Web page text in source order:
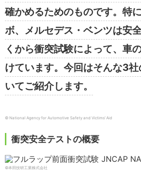
確かめるためのものです。特
ボ、メルセデス・ベンツは安
くから衝突試験によって、車
けています。今回はそんな3
いてご紹介します。
© National Agency for Automotive Safety and Victims’ Aid
衝突安全テストの概要
©本田技研工業株式会社